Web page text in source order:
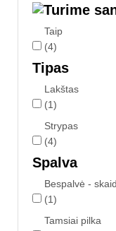
Taip
(4)
Tipas
Lakštas
(1)
Strypas
(4)
Spalva
Bespalvė -
(1)
Tamsiai pilka